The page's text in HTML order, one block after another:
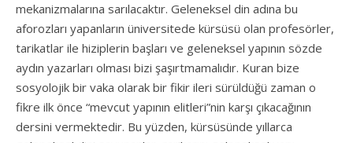
mekanizmalarına sarılacaktır. Geleneksel din adına bu
aforozları yapanların üniversitede kürsüsü olan profesörler,
tarikatlar ile hiziplerin başları ve geleneksel yapının sözde
aydın yazarları olması bizi şaşırtmamalıdır. Kuran bize
sosyolojik bir vaka olarak bir fikir ileri sürüldüğü zaman o
fikre ilk önce “mevcut yapının elitleri”nin karşı çıkacağının
dersini vermektedir. Bu yüzden, kürsüsünde yıllarca